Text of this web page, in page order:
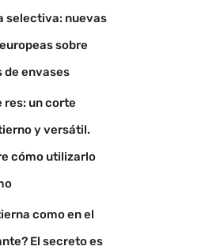
selectiva: nuevas
sobre
de envases
res: un corte
y versátil.
cómo utilizarlo
como en el
El secreto es